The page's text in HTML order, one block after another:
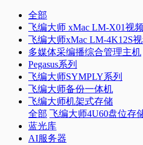
全部
飞编大师 xMac LM-X01视
飞编大师xMac LM-4K12S
多媒体采编播综合管理主机
Pegasus系列
飞编大师SYMPLY系列
飞编大师备份一体机
飞编大师机架式存储
全部 飞编大师4U60盘位存
蓝光库
AI服务器